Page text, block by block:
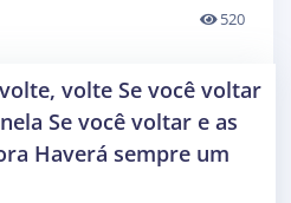
520
volte Se você voltar
Se você voltar e as
Haverá sempre um